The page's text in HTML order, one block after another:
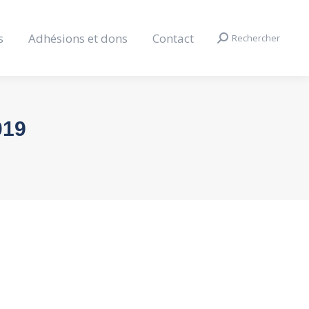
Adhésions et dons Contact Search:Rechercher